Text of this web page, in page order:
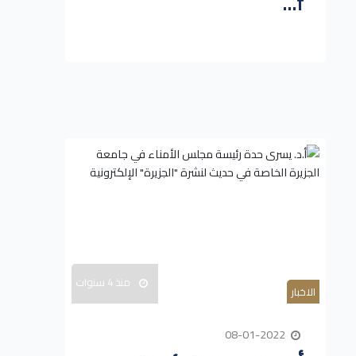
الاخبار منذ 4 سنوات